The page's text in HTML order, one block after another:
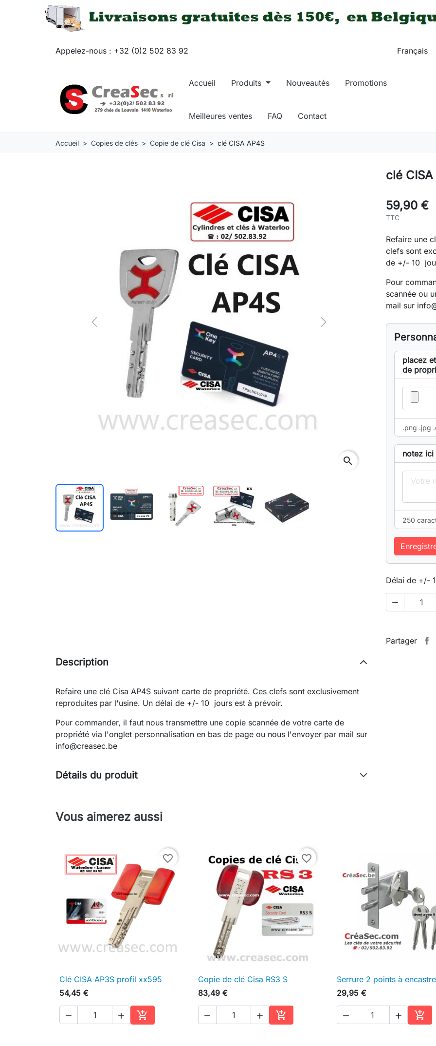
Appelez-nous : +32 (0)2 502 83 92
Accueil Produits Nouveautés Promotions
Meilleures ventes FAQ Contact
Accueil Copies de clés Copie de clé Cisa clé CISA AP4S
Previous Next
search
clé
59,90 €
TTC
Refaire une
clefs sont
de +/- 10
Pour
scannée ou
mail sur
placez
de
.png .jpg
notez ici
250
Délai de +/-

Partager
Description
Refaire une clé Cisa AP4S suivant carte de propriété. Ces clefs sont exclusivement
reproduites par l'usine. Un délai de +/- 10 jours est à prévoir.
Pour commander, il faut nous transmettre une copie scannée de votre carte de
propriété via l'onglet personnalisation en bas de page ou nous l'envoyer par mail sur
info@creasec.be
Détails du produit
Vous aimerez aussi
favorite_border
 Aperçu rapide
Clé CISA AP3S profil xx595
54,45 €
  
Ajouter au panier
favorite_border
 Aperçu rapide
Copie de clé Cisa RS3 S
83,49 €
  
Ajouter au panier
 Aperçu rapide
Serrure 2 points à
29,95 €
  